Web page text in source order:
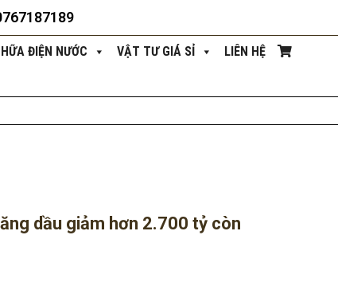
ĐIỆN NƯỚC VẬT TƯ GIÁ SỈ LIÊN HỆ
dầu giảm hơn 2.700 tỷ còn